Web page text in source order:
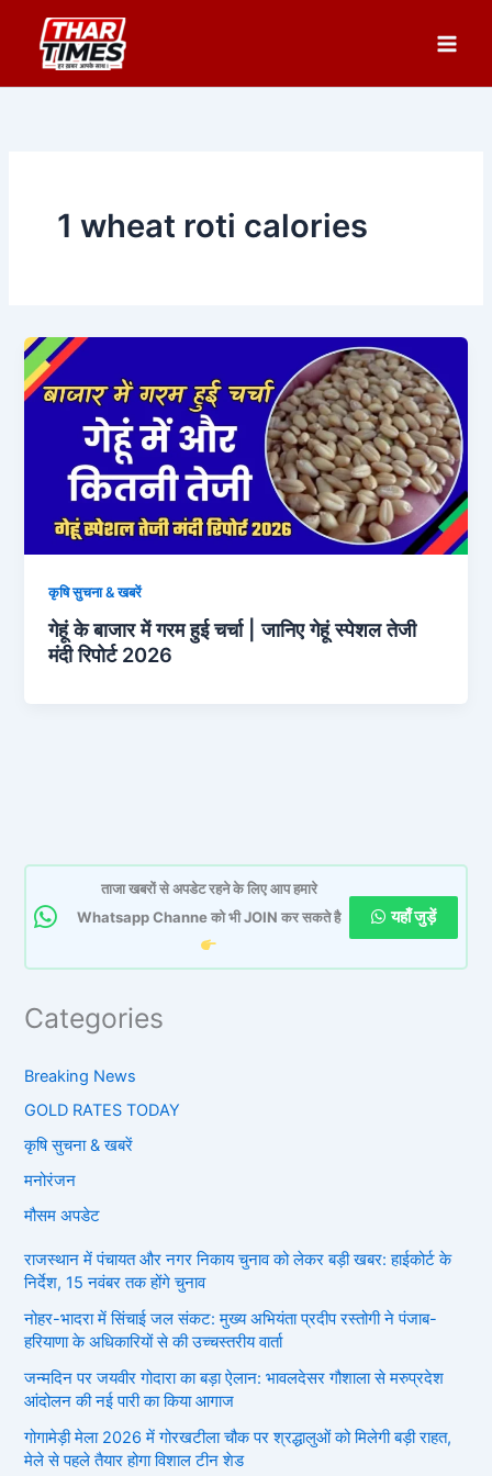
content
1 wheat roti calories
कृषि सुचना & खबरें
गेहूं के बाजार में गरम हुई चर्चा | जानिए गेहूं स्पेशल तेजी
मंदी रिपोर्ट 2026
ताजा खबरों से अपडेट रहने के लिए आप हमारे
Whatsapp Channe को भी JOIN कर सकते है
यहाँ जुड़ें
Categories
Breaking News
GOLD RATES TODAY
कृषि सुचना & खबरें
मनोरंजन
मौसम अपडेट
राजस्थान में पंचायत और नगर निकाय चुनाव को लेकर बड़ी खबर: हाईकोर्ट के
निर्देश, 15 नवंबर तक होंगे चुनाव
नोहर-भादरा में सिंचाई जल संकट: मुख्य अभियंता प्रदीप रस्तोगी ने पंजाब-
हरियाणा के अधिकारियों से की उच्चस्तरीय वार्ता
जन्मदिन पर जयवीर गोदारा का बड़ा ऐलान: भावलदेसर गौशाला से मरुप्रदेश
आंदोलन की नई पारी का किया आगाज
गोगामेड़ी मेला 2026 में गोरखटीला चौक पर श्रद्धालुओं को मिलेगी बड़ी राहत,
मेले से पहले तैयार होगा विशाल टीन शेड